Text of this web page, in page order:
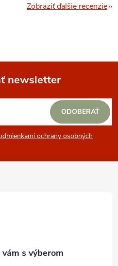
Zobraziť ďalšie recenzie
newsletter
ochrany osobných
ODOBERAŤ